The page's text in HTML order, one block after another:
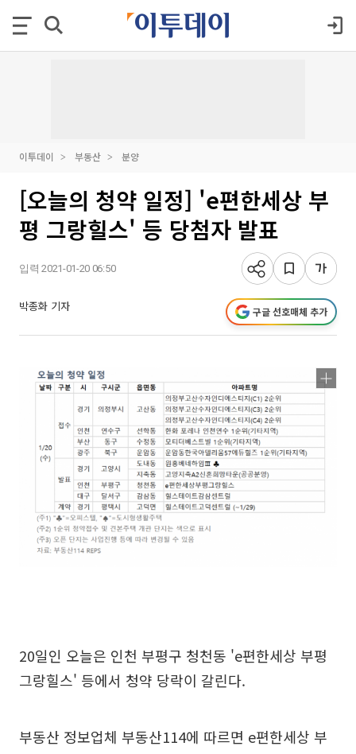
이투데이 부동산 분양
[오늘의 청약 일정] 'e편한세상 부
평 그랑힐스' 등 당첨자 발표
입력 2021-01-20 06:50
박종화 기자 구글 선호매체 추가
20일인 오늘은 인천 부평구 청천동 'e편한세상 부평
그랑힐스' 등에서 청약 당락이 갈린다.
부동산 정보업체 부동산114에 따르면 e편한세상 부